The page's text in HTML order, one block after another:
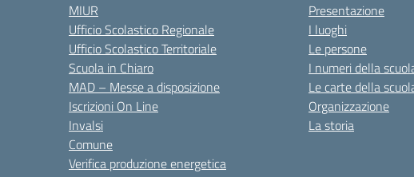
MIUR
Ufficio Scolastico Regionale
Ufficio Scolastico Territoriale
Scuola in Chiaro
MAD – Messe a disposizione
Iscrizioni On Line
Invalsi
Comune
Verifica produzione energetica
Presentazione
I luoghi
Le persone
I numeri della
Le carte della
Organizzazione
La storia